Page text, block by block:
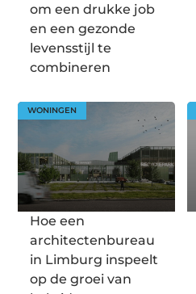
om een drukke job
en een gezonde
levensstijl te
combineren
WONINGEN
Hoe een
architectenbureau
in Limburg inspeelt
op de groei van